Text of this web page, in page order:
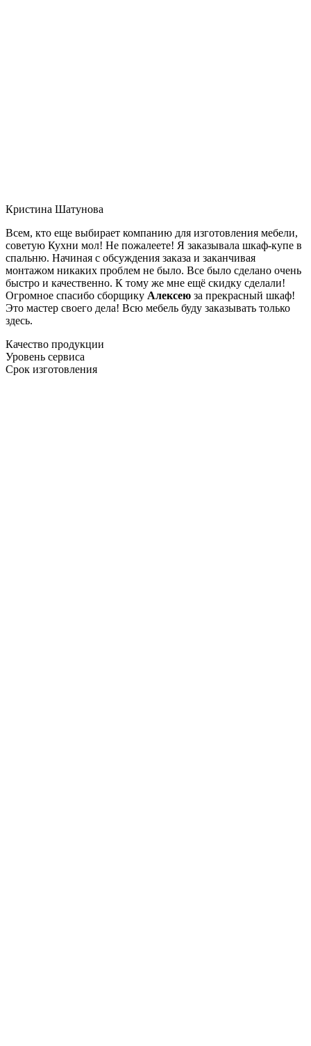
Кристина Шатунова
Всем, кто еще выбирает компанию для изготовления мебели,
советую Кухни мол! Не пожалеете! Я заказывала шкаф-купе в
спальню. Начиная с обсуждения заказа и заканчивая
монтажом никаких проблем не было. Все было сделано очень
быстро и качественно. К тому же мне ещё скидку сделали!
Огромное спасибо сборщику Алексею за прекрасный шкаф!
Это мастер своего дела! Всю мебель буду заказывать только
здесь.
Качество продукции
Уровень сервиса
Срок изготовления